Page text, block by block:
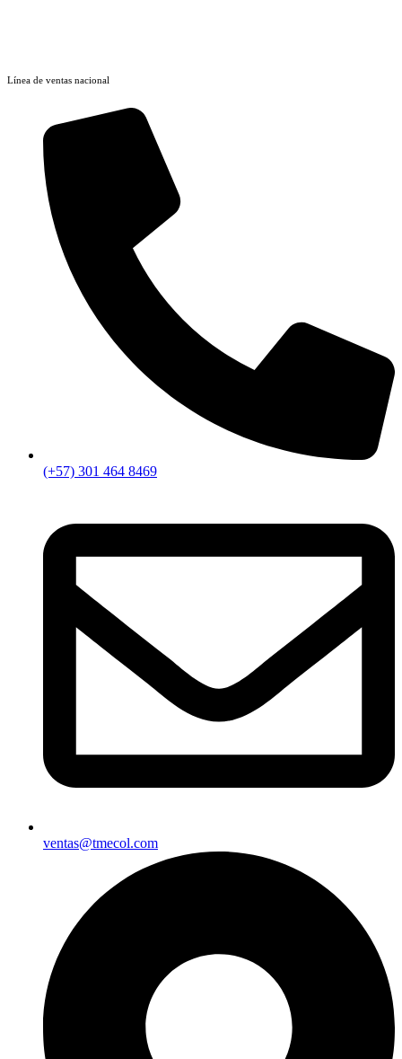
Línea de ventas nacional
(+57) 301 464 8469
ventas@tmecol.com